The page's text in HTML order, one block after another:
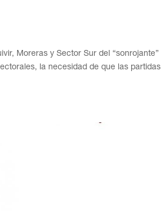
Moreras y Sector Sur del “sonrojante”
la necesidad de que las partidas